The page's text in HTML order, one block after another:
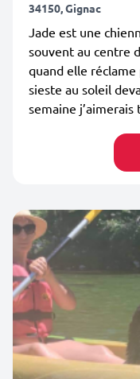
34150, Gignac
Jade est une
souvent au centre
quand elle
sieste au soleil
semaine j’aimerais